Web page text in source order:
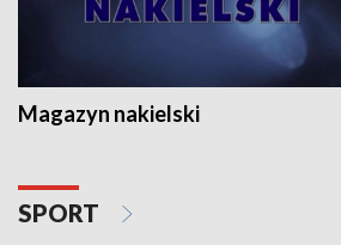
Magazyn nakielski
SPORT